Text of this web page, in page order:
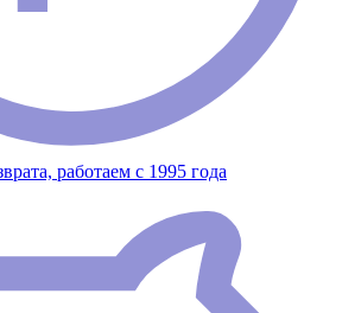
работаем с 1995 года